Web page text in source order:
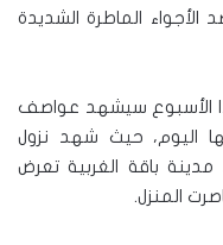
الماطرة الشديدة
الأسبوع سيشهد عواصف
اليوم، حيث شهد نزول
مدينة باقة الغربية تعرض
المنزل.